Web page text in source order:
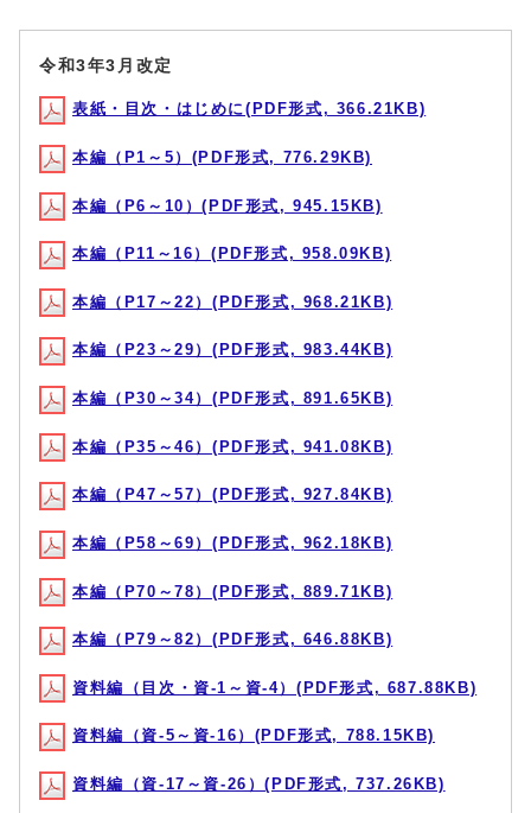
令和3年3月改定
表紙・目次・はじめに(PDF形式, 366.21KB)
本編（P1～5）(PDF形式, 776.29KB)
本編（P6～10）(PDF形式, 945.15KB)
本編（P11～16）(PDF形式, 958.09KB)
本編（P17～22）(PDF形式, 968.21KB)
本編（P23～29）(PDF形式, 983.44KB)
本編（P30～34）(PDF形式, 891.65KB)
本編（P35～46）(PDF形式, 941.08KB)
本編（P47～57）(PDF形式, 927.84KB)
本編（P58～69）(PDF形式, 962.18KB)
本編（P70～78）(PDF形式, 889.71KB)
本編（P79～82）(PDF形式, 646.88KB)
資料編（目次・資-1～資-4）(PDF形式, 687.88KB)
資料編（資-5～資-16）(PDF形式, 788.15KB)
資料編（資-17～資-26）(PDF形式, 737.26KB)